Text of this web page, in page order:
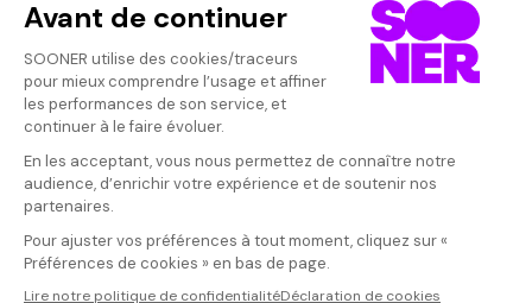
Vos avis
Donnez votre avis
Votre note
Votre commentaire
Il faut vous connecter pour
publier un avis